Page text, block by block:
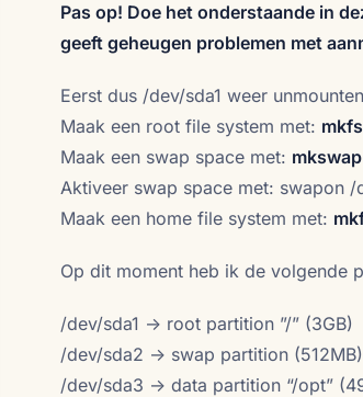
Pas op! Doe het onderstaande in
geeft geheugen problemen met
Eerst dus /dev/sda1 weer
Maak een root file system met:
Maak een swap space met:
Aktiveer swap space met: swapon /
Maak een home file system met:
Op dit moment heb ik de volgende
/dev/sda1 -> root partition ”/” (3GB)
/dev/sda2 -> swap partition (512MB)
/dev/sda3 -> data partition “/opt”